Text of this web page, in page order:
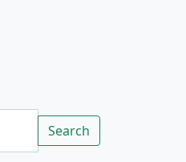
Rechercher
Search